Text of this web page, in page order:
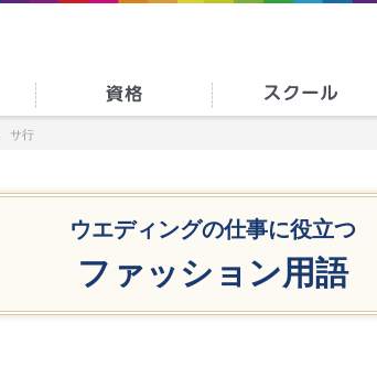
サ行
ウエディングの仕事に役立つ
ファッション用語